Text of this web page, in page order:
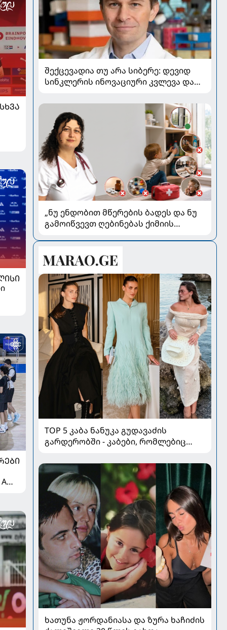
შექცევადია თუ არა სიბერე: დევიდ
სინკლერის ინოვაციური კვლევა და
„ნუ ენდობით მწერების ბადეს და ნუ
გამოიწვევთ ღებინებას ქიმიის
პედიატრ სალომე ახვლედიანის
რჩევები
TOP 5 კაბა ნანუკა გუდავაძის
გარდერობში - კაბები, რომლებიც
ხათუნა ჟორდანიასა და ზურა ხაჩიძის